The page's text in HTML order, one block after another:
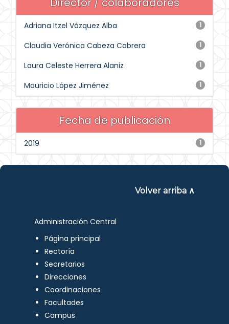
1
Adriana Itzel Vázquez Alba
1
Claudia Verónica Cabeza Cabrera
1
Laura Celeste Herrera Alaniz
1
Mauricio López Jiménez
Fecha de publicación
1
2019
Volver arriba ∧
Administración Central
Página principal
Rectoría
Secretarios
Direcciones
Coordinaciones
Facultades
Campus